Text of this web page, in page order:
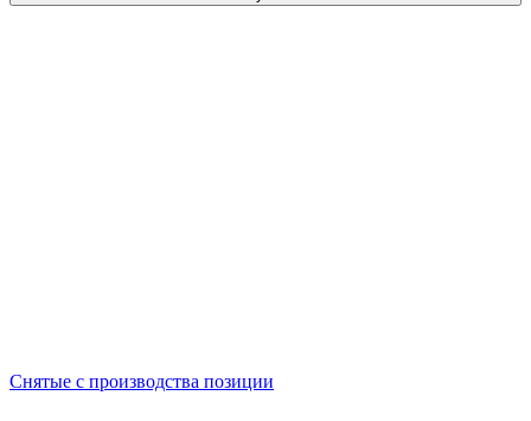
Снятые с производства позиции